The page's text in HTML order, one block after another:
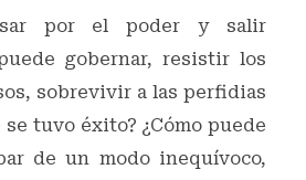
por el poder y salir
gobernar, resistir los
sobrevivir a las perfidias
tuvo éxito? ¿Cómo puede
de un modo inequívoco,